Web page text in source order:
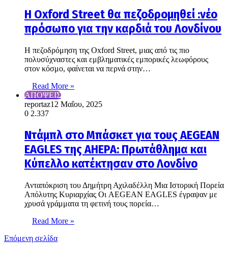
Η Oxford Street θα πεζοδρομηθεί :νέο
πρόσωπο για την καρδιά του Λονδίνου
Η πεζοδρόμηση της Oxford Street, μιας από τις πιο
πολυσύχναστες και εμβληματικές εμπορικές λεωφόρους
στον κόσμο, φαίνεται να περνά στην…
Read More »
ΑΠΟΨΕΙΣ
reportaz12 Μαΐου, 2025
0 2.337
Ντάμπλ στο Μπάσκετ για τους AEGEAN
EAGLES της AHEPA: Πρωτάθλημα και
Κύπελλο κατέκτησαν στο Λονδίνο
Ανταπόκριση του Δημήτρη Αχιλαδέλλη Μια Ιστορική Πορεία
Απόλυτης Κυριαρχίας Οι AEGEAN EAGLES έγραψαν με
χρυσά γράμματα τη φετινή τους πορεία…
Read More »
Επόμενη σελίδα